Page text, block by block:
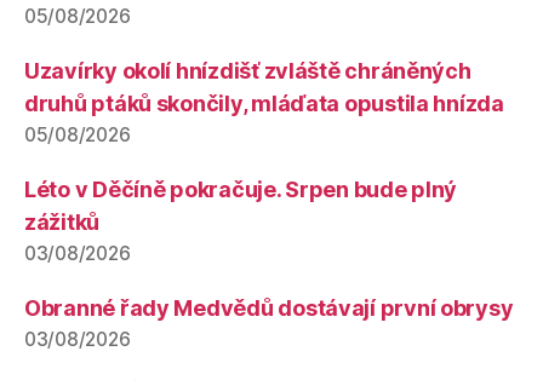
05/08/2026
Uzavírky okolí hnízdišť zvláště chráněných
druhů ptáků skončily, mláďata opustila hnízda
05/08/2026
Léto v Děčíně pokračuje. Srpen bude plný
zážitků
03/08/2026
Obranné řady Medvědů dostávají první obrysy
03/08/2026